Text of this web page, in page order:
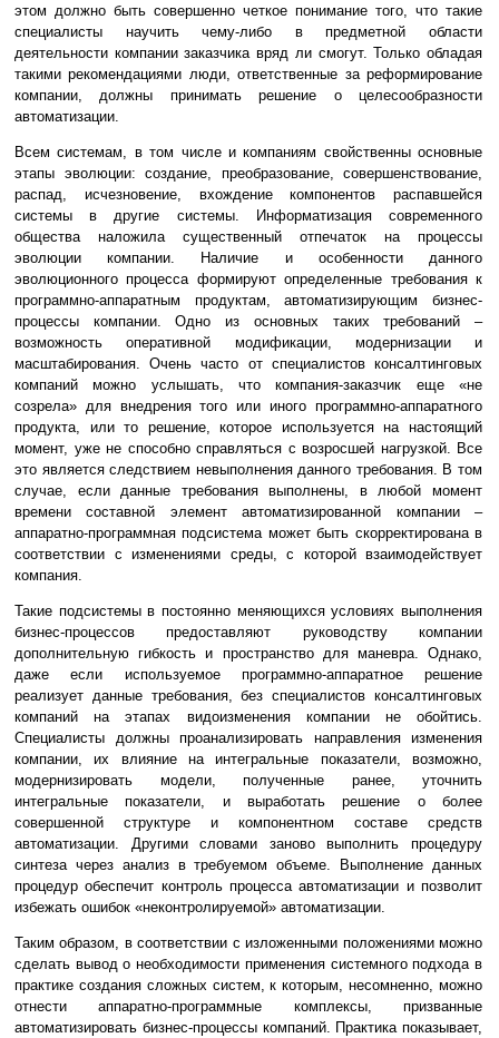
этом должно быть совершенно четкое понимание того, что такие
специалисты научить чему-либо в предметной области
деятельности компании заказчика вряд ли смогут. Только обладая
такими рекомендациями люди, ответственные за реформирование
компании, должны принимать решение о целесообразности
автоматизации.
Всем системам, в том числе и компаниям свойственны основные
этапы эволюции: создание, преобразование, совершенствование,
распад, исчезновение, вхождение компонентов распавшейся
системы в другие системы. Информатизация современного
общества наложила существенный отпечаток на процессы
эволюции компании. Наличие и особенности данного
эволюционного процесса формируют определенные требования к
программно-аппаратным продуктам, автоматизирующим бизнес-
процессы компании. Одно из основных таких требований –
возможность оперативной модификации, модернизации и
масштабирования. Очень часто от специалистов консалтинговых
компаний можно услышать, что компания-заказчик еще «не
созрела» для внедрения того или иного программно-аппаратного
продукта, или то решение, которое используется на настоящий
момент, уже не способно справляться с возросшей нагрузкой. Все
это является следствием невыполнения данного требования. В том
случае, если данные требования выполнены, в любой момент
времени составной элемент автоматизированной компании –
аппаратно-программная подсистема может быть скорректирована в
соответствии с изменениями среды, с которой взаимодействует
компания.
Такие подсистемы в постоянно меняющихся условиях выполнения
бизнес-процессов предоставляют руководству компании
дополнительную гибкость и пространство для маневра. Однако,
даже если используемое программно-аппаратное решение
реализует данные требования, без специалистов консалтинговых
компаний на этапах видоизменения компании не обойтись.
Специалисты должны проанализировать направления изменения
компании, их влияние на интегральные показатели, возможно,
модернизировать модели, полученные ранее, уточнить
интегральные показатели, и выработать решение о более
совершенной структуре и компонентном составе средств
автоматизации. Другими словами заново выполнить процедуру
синтеза через анализ в требуемом объеме. Выполнение данных
процедур обеспечит контроль процесса автоматизации и позволит
избежать ошибок «неконтролируемой» автоматизации.
Таким образом, в соответствии с изложенными положениями можно
сделать вывод о необходимости применения системного подхода в
практике создания сложных систем, к которым, несомненно, можно
отнести аппаратно-программные комплексы, призванные
автоматизировать бизнес-процессы компаний. Практика показывает,